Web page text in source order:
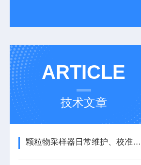
ARTICLE
技术文章
颗粒物采样器日常维护、校准与周期核查要点